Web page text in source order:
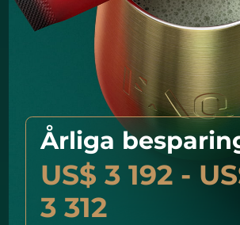
Årliga
US$ 3 192 -
3 312